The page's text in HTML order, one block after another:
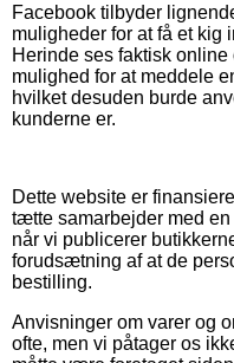
Facebook tilbyder
muligheder for at få et kig
Herinde ses faktisk
mulighed for at meddele
hvilket desuden burde
kunderne er.
Dette website er
tætte samarbejder med
når vi publicerer
forudsætning af at de
bestilling.
Anvisninger om varer og
ofte, men vi påtager os